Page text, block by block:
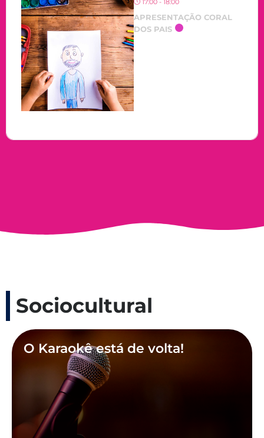
17:00 - 18:00
APRESENTAÇÃO CORAL
DOS PAIS
Sociocultural
O Karaokê está de volta!